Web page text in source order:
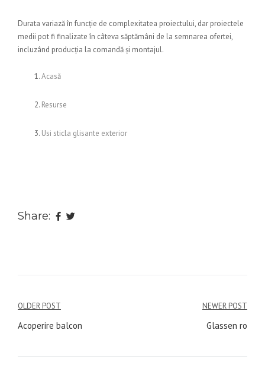
Durata variază în funcție de complexitatea proiectului, dar proiectele
medii pot fi finalizate în câteva săptămâni de la semnarea ofertei,
incluzând producția la comandă și montajul.
Acasă
Resurse
Usi sticla glisante exterior
Share:
Navigare
în
OLDER POST
Acoperire balcon
NEWER POST
Glassen ro